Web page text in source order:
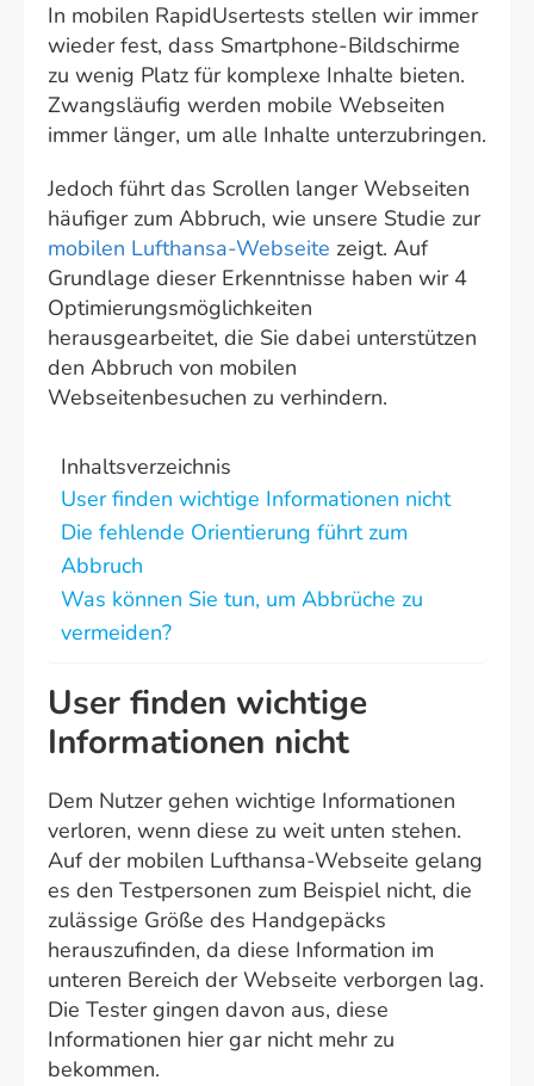
In mobilen RapidUsertests stellen wir immer
wieder fest, dass Smartphone-Bildschirme
zu wenig Platz für komplexe Inhalte bieten.
Zwangsläufig werden mobile Webseiten
immer länger, um alle Inhalte unterzubringen.
Jedoch führt das Scrollen langer Webseiten
häufiger zum Abbruch, wie unsere Studie zur
mobilen Lufthansa-Webseite zeigt. Auf
Grundlage dieser Erkenntnisse haben wir 4
Optimierungsmöglichkeiten
herausgearbeitet, die Sie dabei unterstützen
den Abbruch von mobilen
Webseitenbesuchen zu verhindern.
Inhaltsverzeichnis
User finden wichtige Informationen nicht
Die fehlende Orientierung führt zum
Abbruch
Was können Sie tun, um Abbrüche zu
vermeiden?
User finden wichtige
Informationen nicht
Dem Nutzer gehen wichtige Informationen
verloren, wenn diese zu weit unten stehen.
Auf der mobilen Lufthansa-Webseite gelang
es den Testpersonen zum Beispiel nicht, die
zulässige Größe des Handgepäcks
herauszufinden, da diese Information im
unteren Bereich der Webseite verborgen lag.
Die Tester gingen davon aus, diese
Informationen hier gar nicht mehr zu
bekommen.